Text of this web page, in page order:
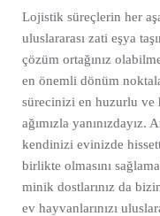
Lojistik süreçlerin her
uluslararası zati eşya
çözüm ortağınız
en önemli dönüm
sürecinizi en huzurlu ve
ağımızla yanınızdayız.
kendinizi evinizde
birlikte olmasını
minik dostlarınız da
ev hayvanlarınızı